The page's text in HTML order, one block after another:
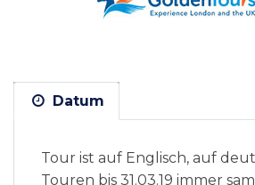
Datum
Tour ist auf Englisch, auf
Touren bis 31.03.19 immer